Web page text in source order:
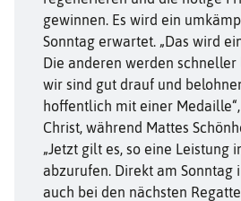
gewinnen. Es wird ein
Sonntag erwartet. „Das wird
Die anderen werden schneller
wir sind gut drauf und
hoffentlich mit einer
Christ, während Mattes
„Jetzt gilt es, so eine Leistung
abzurufen. Direkt am Sonntag
auch bei den nächsten